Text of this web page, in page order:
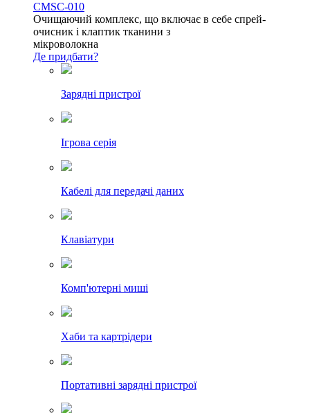
CMSC-010
Очищаючий комплекс, що включає в себе спрей-
очисник і клаптик тканини з
мікроволокна
Де придбати?
Зарядні пристрої
Ігрова серія
Кабелі для передачі даних
Клавіатури
Комп'ютерні миші
Хаби та картрідери
Портативні зарядні пристрої